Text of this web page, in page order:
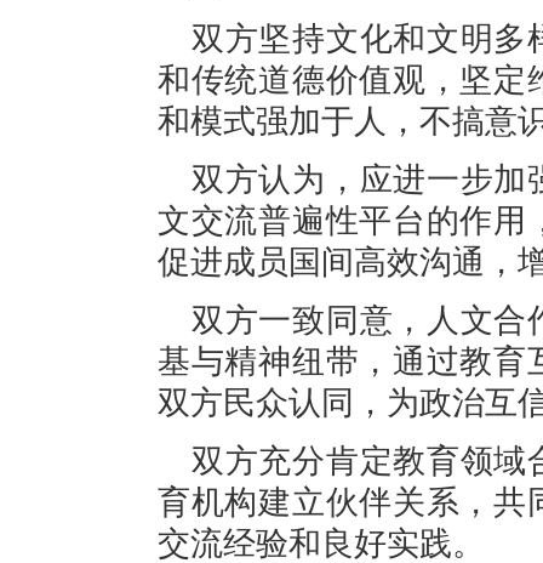
双方坚持文化和文明多
和传统道德价值观，坚定
和模式强加于人，不搞意
双方认为，应进一步加
文交流普遍性平台的作用
促进成员国间高效沟通，
双方一致同意，人文合
基与精神纽带，通过教育
双方民众认同，为政治互
双方充分肯定教育领域
育机构建立伙伴关系，共
交流经验和良好实践。